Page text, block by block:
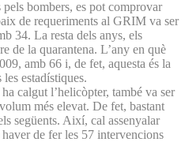
bombers, es pot comprovar
de requeriments al GRIM va ser
34. La resta dels anys, els
de la quarantena. L’any en què
amb 66 i, de fet, aquesta és la
estadístiques.
calgut l’helicòpter, també va ser
més elevat. De fet, bastant
següents. Així, cal assenyalar
de fer les 57 intervencions